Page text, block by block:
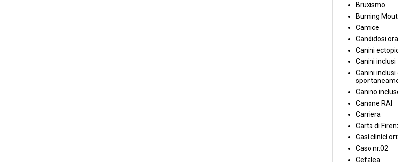
Bruxismo
Burning
Camice
Candidosi
Canini
Canini inclusi
Canini inclusi
Canino
Canone RAI
Carriera
Carta di
Casi clinici
Caso nr.02
Cefalea